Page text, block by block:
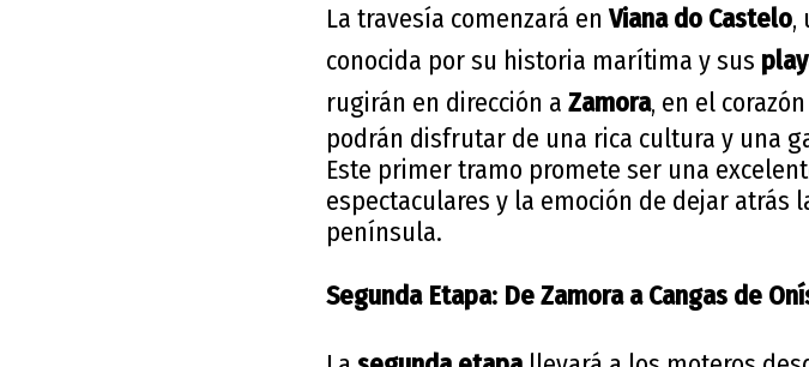
La travesía comenzará en Viana do Castelo,
conocida por su historia marítima y sus
rugirán en dirección a Zamora, en el
podrán disfrutar de una rica cultura y una
Este primer tramo promete ser una
espectaculares y la emoción de dejar
península.
Segunda Etapa: De Zamora a Cangas de